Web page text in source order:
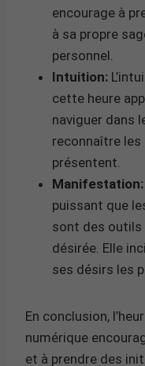
encourage à
à sa propre
personnel.
Intuition:
cette heure
naviguer dans
reconnaître
présentent.
Manifestation:
puissant que
sont des
désirée. Elle
ses désirs les
En conclusion,
numérique
et à prendre des